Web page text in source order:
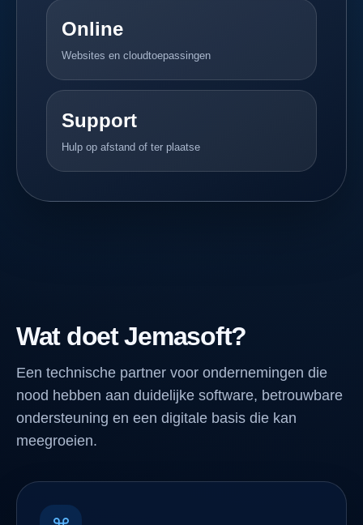
Online
Websites en cloudtoepassingen
Support
Hulp op afstand of ter plaatse
Wat doet Jemasoft?
Een technische partner voor ondernemingen die
nood hebben aan duidelijke software, betrouwbare
ondersteuning en een digitale basis die kan
meegroeien.